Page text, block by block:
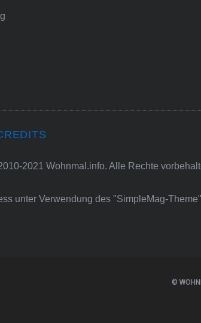
2021 Wohnmal.info. Alle Rechte
unter Verwendung des "SimpleMag-
©